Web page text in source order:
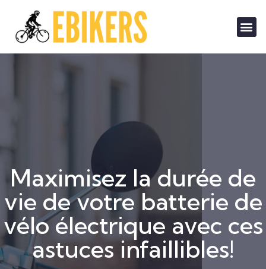
Maximisez la durée de
vie de votre batterie de
vélo électrique avec ces
astuces infaillibles!